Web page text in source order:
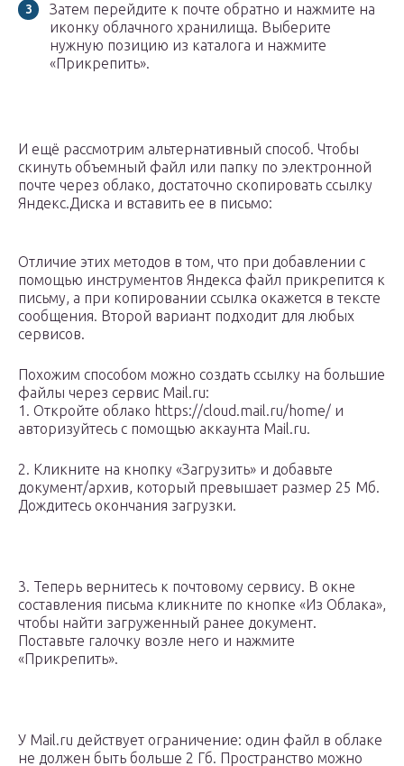
Затем перейдите к почте обратно и нажмите на
иконку облачного хранилища. Выберите
нужную позицию из каталога и нажмите
«Прикрепить».
И ещё рассмотрим альтернативный способ. Чтобы
скинуть объемный файл или папку по электронной
почте через облако, достаточно скопировать ссылку
Яндекс.Диска и вставить ее в письмо:
Отличие этих методов в том, что при добавлении с
помощью инструментов Яндекса файл прикрепится к
письму, а при копировании ссылка окажется в тексте
сообщения. Второй вариант подходит для любых
сервисов.
Похожим способом можно создать ссылку на большие
файлы через сервис Mail.ru:
1. Откройте облако https://cloud.mail.ru/home/ и
авторизуйтесь с помощью аккаунта Mail.ru.
2. Кликните на кнопку «Загрузить» и добавьте
документ/архив, который превышает размер 25 Мб.
Дождитесь окончания загрузки.
3. Теперь вернитесь к почтовому сервису. В окне
составления письма кликните по кнопке «Из Облака»,
чтобы найти загруженный ранее документ.
Поставьте галочку возле него и нажмите
«Прикрепить».
У Mail.ru действует ограничение: один файл в облаке
не должен быть больше 2 Гб. Пространство можно